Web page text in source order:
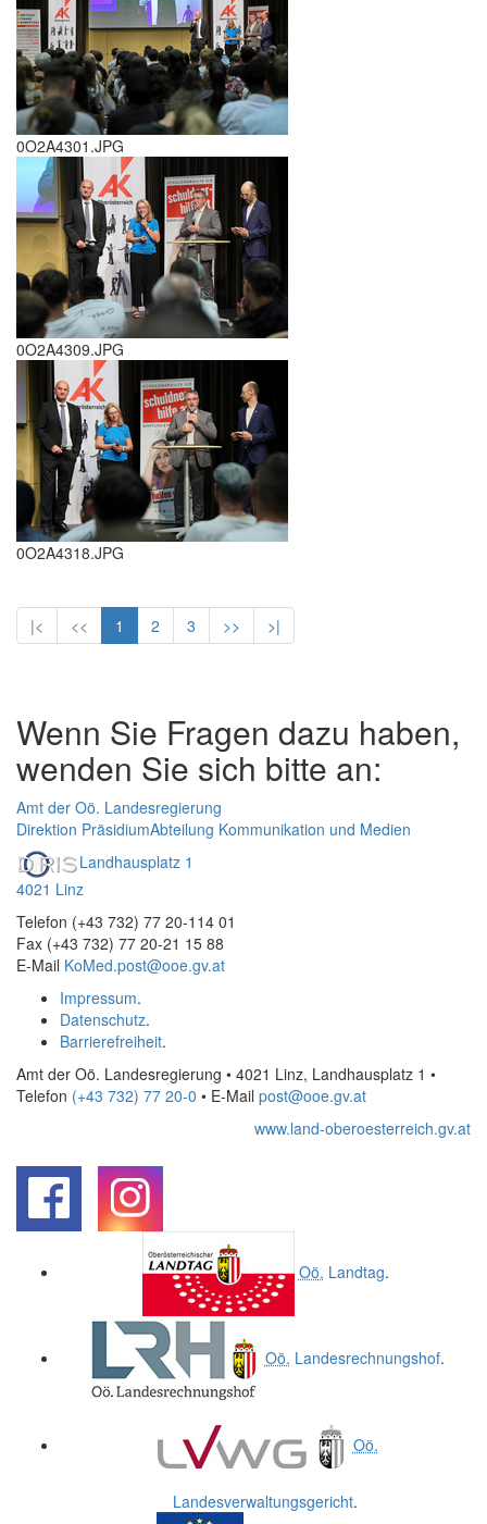
0O2A4301.JPG
0O2A4309.JPG
0O2A4318.JPG
|< << 1 2 3 >> >|
Wenn Sie Fragen dazu haben,
wenden Sie sich bitte an:
Amt der Oö. Landesregierung
Direktion PräsidiumAbteilung Kommunikation und Medien
Landhausplatz 1
4021 Linz
Telefon (+43 732) 77 20-114 01
Fax (+43 732) 77 20-21 15 88
E-Mail KoMed.post@ooe.gv.at
Impressum.
Datenschutz.
Barrierefreiheit.
Amt der Oö. Landesregierung • 4021 Linz, Landhausplatz 1 •
Telefon (+43 732) 77 20-0 • E-Mail post@ooe.gv.at
www.land-oberoesterreich.gv.at
Oö. Landtag.
Oö. Landesrechnungshof.
Oö.
Landesverwaltungsgericht.